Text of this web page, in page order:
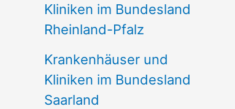
Kliniken im Bundesland
Rheinland-Pfalz
Krankenhäuser und
Kliniken im Bundesland
Saarland